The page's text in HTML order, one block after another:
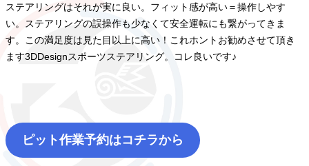
ステアリングはそれが実に良い。フィット感が高い＝操作しやす
い。ステアリングの誤操作も少なくて安全運転にも繋がってきま
す。この満足度は見た目以上に高い！これホントお勧めさせて頂き
ます3DDesignスポーツステアリング。コレ良いです♪
ピット作業予約はコチラから